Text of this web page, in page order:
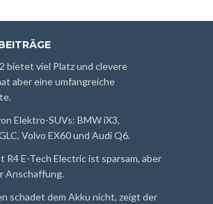
bietet viel Platz und clevere
aber eine umfangreiche
Elektro-SUVs: BMW iX3,
Volvo EX60 und Audi Q6.
R4 E-Tech Electric ist sparsam, aber
Anschaffung.
schadet dem Akku nicht, zeigt der